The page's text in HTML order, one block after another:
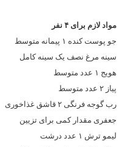
مواد لازم برای ۴ نفر
جو پوست کنده ۱ پیمانه متوسط
سینه مرغ نصف یک سینه کامل
هویج ۱ عدد متوسط
پیاز ۲ عدد متوسط
رب گوجه فرنگی ۲ قاشق غذاخوری
جعفری مقدار کمی برای تزیین
لیمو ترش ۱ عدد درشت